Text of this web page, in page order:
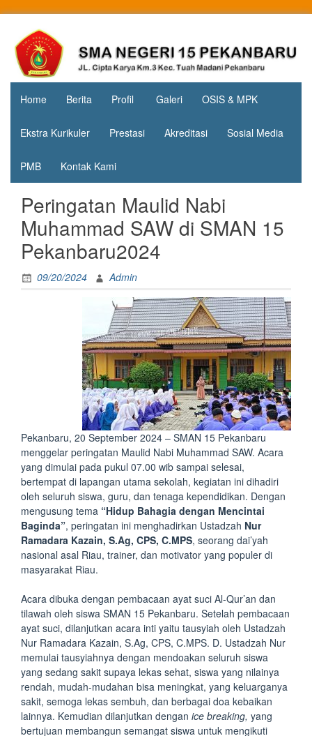
contentSMA
Negeri 15
Pekanbaru
Jl. Cipta
Karya
KM.3, Kec.
Tuah
Madani,
Home Berita Profil Galeri OSIS & MPK
Ekstra Kurikuler Prestasi Akreditasi Sosial Media
PMB Kontak Kami
Peringatan Maulid Nabi
Muhammad SAW di SMAN 15
Pekanbaru2024
09/20/2024 Admin
Pekanbaru, 20 September 2024 – SMAN 15 Pekanbaru
menggelar peringatan Maulid Nabi Muhammad SAW. Acara
yang dimulai pada pukul 07.00 wib sampai selesai,
bertempat di lapangan utama sekolah, kegiatan ini dihadiri
oleh seluruh siswa, guru, dan tenaga kependidikan. Dengan
mengusung tema “Hidup Bahagia dengan Mencintai
Baginda”, peringatan ini menghadirkan Ustadzah Nur
Ramadara Kazain, S.Ag, CPS, C.MPS, seorang dai’yah
nasional asal Riau, trainer, dan motivator yang populer di
masyarakat Riau.
Acara dibuka dengan pembacaan ayat suci Al-Qur’an dan
tilawah oleh siswa SMAN 15 Pekanbaru. Setelah pembacaan
ayat suci, dilanjutkan acara inti yaitu tausyiah oleh Ustadzah
Nur Ramadara Kazain, S.Ag, CPS, C.MPS. D. Ustadzah Nur
memulai tausyiahnya dengan mendoakan seluruh siswa
yang sedang sakit supaya lekas sehat, siswa yang nilainya
rendah, mudah-mudahan bisa meningkat, yang keluarganya
sakit, semoga lekas sembuh, dan berbagai doa kebaikan
lainnya. Kemudian dilanjutkan dengan ice breaking, yang
bertujuan membangun semangat siswa untuk mengikuti